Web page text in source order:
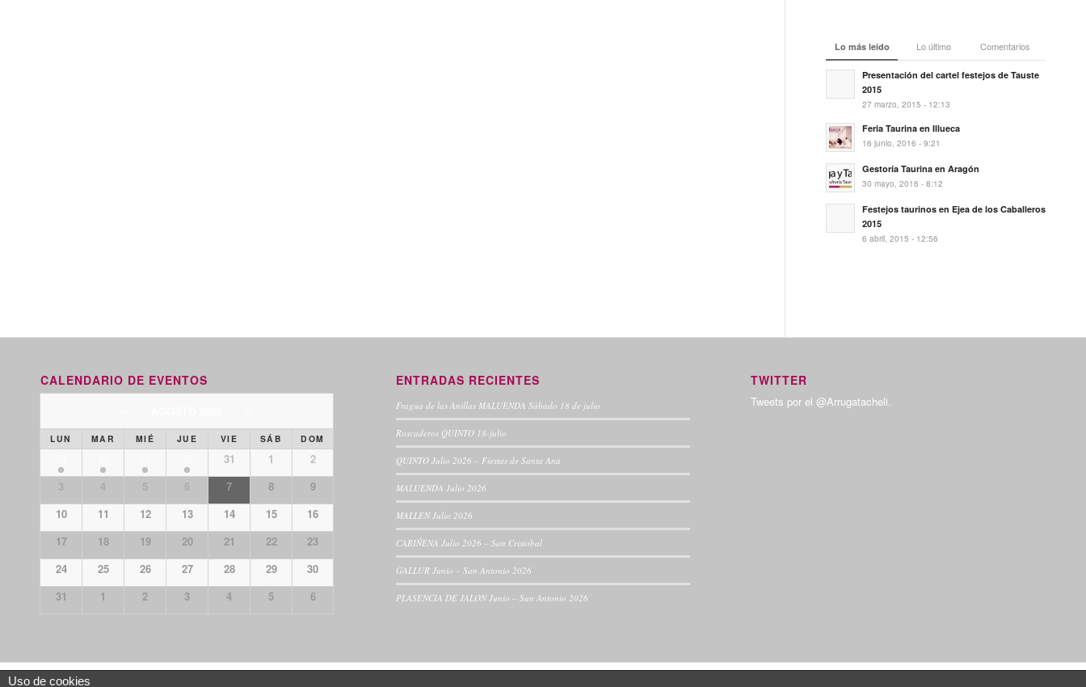
Lo más leído Lo último Comentarios
Presentación del cartel festejos de Tauste
2015
27 marzo, 2015 - 12:13
Feria Taurina en Illueca
16 junio, 2016 - 9:21
Gestoría Taurina en Aragón
30 mayo, 2016 - 8:12
Festejos taurinos en Ejea de los Caballeros
2015
6 abril, 2015 - 12:56
CALENDARIO DE EVENTOS
LUN MAR MIÉ JUE VIE SÁB DOM
31 1
2
3
4 5 6 7 8
9
10
11 12 13 14 15
16
17
18 19 20 21 22
23
24
25 26 27 28 29
30
31
1 2 3 4 5 6
ENTRADAS RECIENTES
Fragua de las Anillas MALUENDA Sábado 18 de julio
Roscaderos QUINTO 18-julio
QUINTO Julio 2026 – Fiestas de Santa Ana
MALUENDA Julio 2026
MALLEN Julio 2026
CARIÑENA Julio 2026 – San Cristobal
GALLUR Junio – San Antonio 2026
PLASENCIA DE JALON Junio – San Antonio 2026
TWITTER
Tweets por el @Arrugatacheli.
Aviso legal Política de privacidad
Uso de cookies